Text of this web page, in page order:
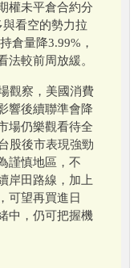
權未平倉合約分
看空的勢力拉
倉量降3.99%，
法較前周放緩。
觀察，美國消費
響後續聯準會降
場仍樂觀看待全
股後市表現強勁
謹慎地區，不
岸田路線，加上
可望再買進日
中，仍可把握機